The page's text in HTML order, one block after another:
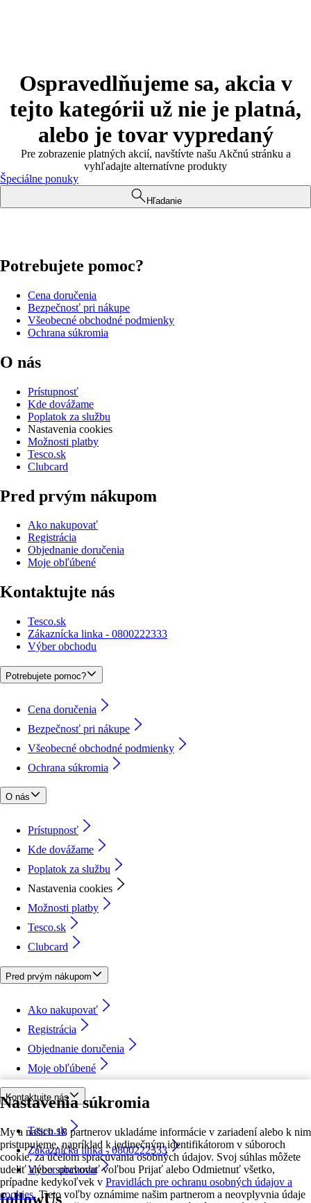
Nastavenia súkromia
My a našich 18 partnerov ukladáme informácie v zariadení alebo k nim
pristupujeme, napríklad k jedinečným identifikátorom v súboroch
cookie, za účelom spracúvania osobných údajov. Svoj súhlas môžete
udeliť alebo spravovať voľbou Prijať alebo Odmietnuť všetko,
prípadne kedykoľvek v Pravidlách pre ochranu osobných údajov a
cookies. Tieto voľby oznámime našim partnerom a neovplyvnia údaje
Ospravedlňujeme sa, akcia v
tejto kategórii už nie je platná,
alebo je tovar vypredaný
Pre zobrazenie platných akcií, navštívte našu Akčnú stránku a
vyhľadajte alternatívne produkty
Špeciálne ponuky
Hľadanie
Potrebujete pomoc?
Cena doručenia
Bezpečnosť pri nákupe
Všeobecné obchodné podmienky
Ochrana súkromia
O nás
Prístupnosť
Kde dovážame
Poplatok za službu
Nastavenia cookies
Možnosti platby
Tesco.sk
Clubcard
Pred prvým nákupom
Ako nakupovať
Registrácia
Objednanie doručenia
Moje obľúbené
Kontaktujte nás
Tesco.sk
Zákaznícka linka - 0800222333
Výber obchodu
Potrebujete pomoc?
Cena doručenia
Bezpečnosť pri nákupe
Všeobecné obchodné podmienky
Ochrana súkromia
O nás
Prístupnosť
Kde dovážame
Poplatok za službu
Nastavenia cookies
Možnosti platby
Tesco.sk
Clubcard
Pred prvým nákupom
Ako nakupovať
Registrácia
Objednanie doručenia
Moje obľúbené
Kontaktujte nás
Tesco.sk
Zákaznícka linka - 0800222333
Výber obchodu
followUs